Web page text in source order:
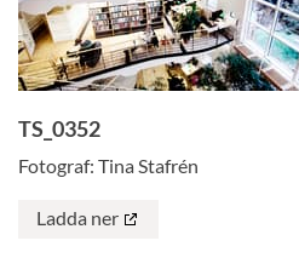
TS_0352
Fotograf: Tina Stafrén
Ladda ner